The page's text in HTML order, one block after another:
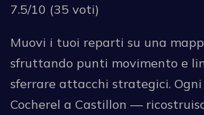
7.5/10 (35 voti)
Muovi i tuoi reparti su una
sfruttando punti movimento e
sferrare attacchi strategici.
Cocherel a Castillon —